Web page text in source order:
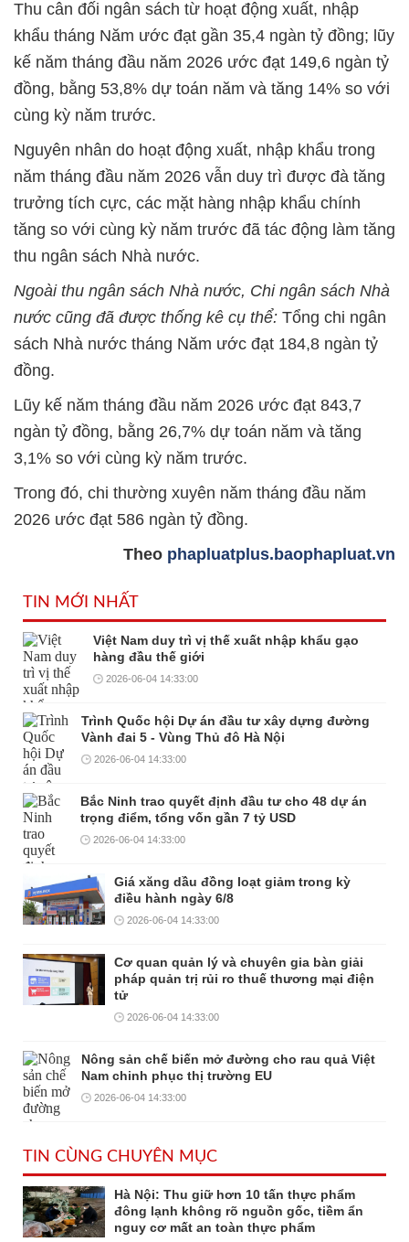
Thu cân đối ngân sách từ hoạt động xuất, nhập
khẩu tháng Năm ước đạt gần 35,4 ngàn tỷ đồng; lũy
kế năm tháng đầu năm 2026 ước đạt 149,6 ngàn tỷ
đồng, bằng 53,8% dự toán năm và tăng 14% so với
cùng kỳ năm trước.
Nguyên nhân do hoạt động xuất, nhập khẩu trong
năm tháng đầu năm 2026 vẫn duy trì được đà tăng
trưởng tích cực, các mặt hàng nhập khẩu chính
tăng so với cùng kỳ năm trước đã tác động làm tăng
thu ngân sách Nhà nước.
Ngoài thu ngân sách Nhà nước, Chi ngân sách Nhà
nước cũng đã được thống kê cụ thể: Tổng chi ngân
sách Nhà nước tháng Năm ước đạt 184,8 ngàn tỷ
đồng.
Lũy kế năm tháng đầu năm 2026 ước đạt 843,7
ngàn tỷ đồng, bằng 26,7% dự toán năm và tăng
3,1% so với cùng kỳ năm trước.
Trong đó, chi thường xuyên năm tháng đầu năm
2026 ước đạt 586 ngàn tỷ đồng.
Theo phapluatplus.baophapluat.vn
TIN MỚI NHẤT
Việt Nam duy trì vị thế xuất nhập khẩu gạo
hàng đầu thế giới
2026-06-04 14:33:00
Trình Quốc hội Dự án đầu tư xây dựng đường
Vành đai 5 - Vùng Thủ đô Hà Nội
2026-06-04 14:33:00
Bắc Ninh trao quyết định đầu tư cho 48 dự án
trọng điểm, tổng vốn gần 7 tỷ USD
2026-06-04 14:33:00
Giá xăng dầu đồng loạt giảm trong kỳ
điều hành ngày 6/8
2026-06-04 14:33:00
Cơ quan quản lý và chuyên gia bàn giải
pháp quản trị rủi ro thuế thương mại điện
tử
2026-06-04 14:33:00
Nông sản chế biến mở đường cho rau quả Việt
Nam chinh phục thị trường EU
2026-06-04 14:33:00
TIN CÙNG CHUYÊN MỤC
Hà Nội: Thu giữ hơn 10 tấn thực phẩm
đông lạnh không rõ nguồn gốc, tiềm ẩn
nguy cơ mất an toàn thực phẩm